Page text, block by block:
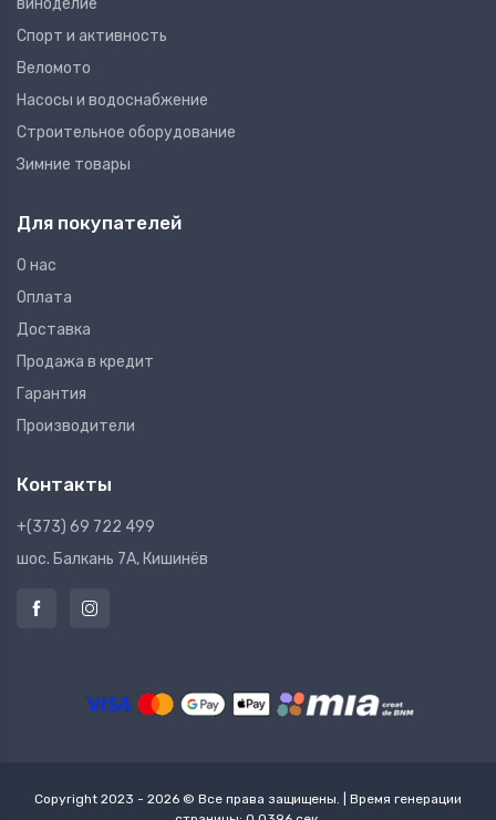
Спорт и активность
Веломото
Насосы и водоснабжение
Строительное оборудование
Зимние товары
Для покупателей
О нас
Оплата
Доставка
Продажа в кредит
Гарантия
Производители
Контакты
+(373) 69 722 499
шос. Балкань 7A, Кишинёв
Copyright 2023 - 2026 © Все права защищены. | Время генерации